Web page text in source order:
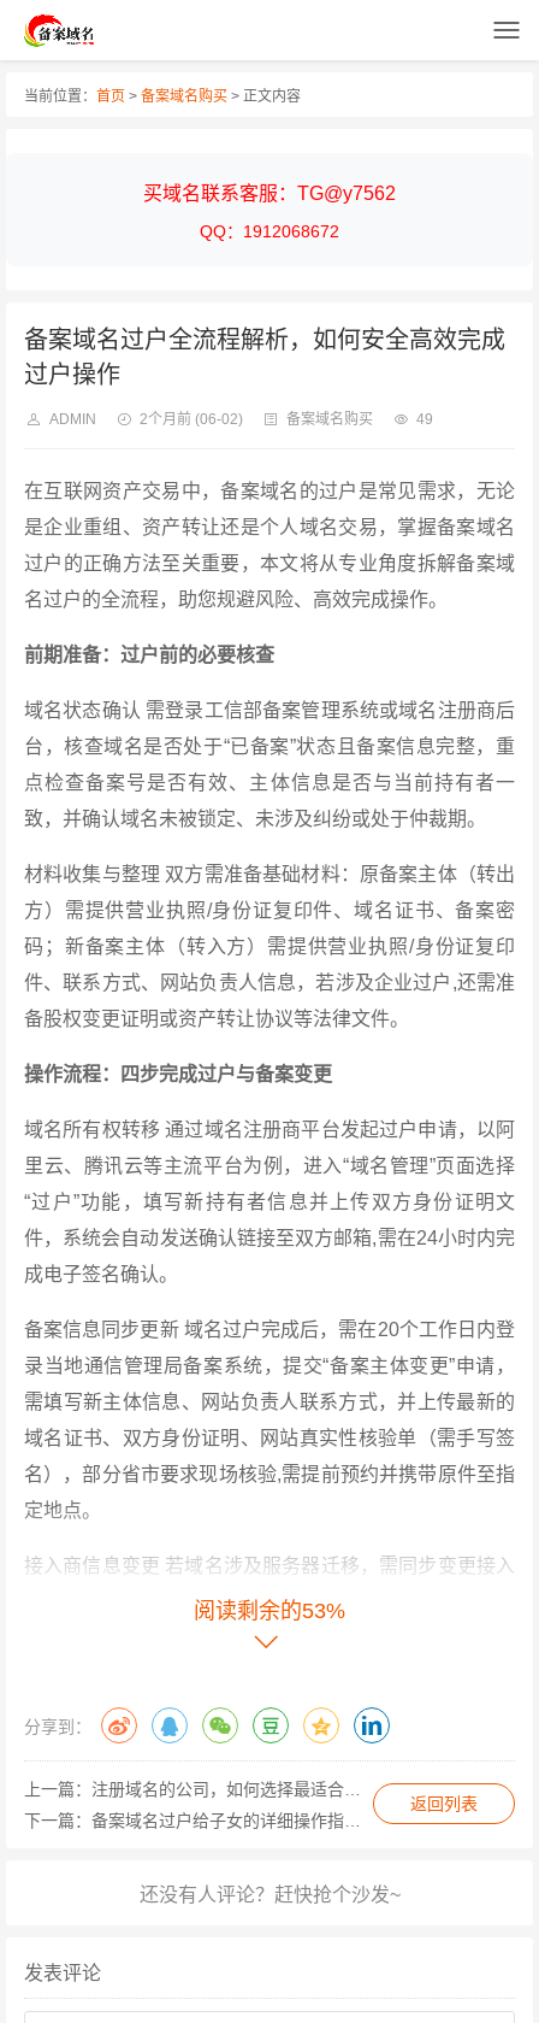
当前位置： 首页 > 备案域名购买 > 正文内容
买域名联系客服：TG@y7562
QQ：1912068672
备案域名过户全流程解析，如何安全高效完成
过户操作
ADMIN 2个月前 (06-02) 备案域名购买 49
在互联网资产交易中，备案域名的过户是常见需求，无论
是企业重组、资产转让还是个人域名交易，掌握备案域名
过户的正确方法至关重要，本文将从专业角度拆解备案域
名过户的全流程，助您规避风险、高效完成操作。
前期准备：过户前的必要核查
域名状态确认 需登录工信部备案管理系统或域名注册商后
台，核查域名是否处于“已备案”状态且备案信息完整，重
点检查备案号是否有效、主体信息是否与当前持有者一
致，并确认域名未被锁定、未涉及纠纷或处于仲裁期。
材料收集与整理 双方需准备基础材料：原备案主体（转出
方）需提供营业执照/身份证复印件、域名证书、备案密
码；新备案主体（转入方）需提供营业执照/身份证复印
件、联系方式、网站负责人信息，若涉及企业过户,还需准
备股权变更证明或资产转让协议等法律文件。
操作流程：四步完成过户与备案变更
域名所有权转移 通过域名注册商平台发起过户申请，以阿
里云、腾讯云等主流平台为例，进入“域名管理”页面选择
“过户”功能，填写新持有者信息并上传双方身份证明文
件，系统会自动发送确认链接至双方邮箱,需在24小时内完
成电子签名确认。
备案信息同步更新 域名过户完成后，需在20个工作日内登
录当地通信管理局备案系统，提交“备案主体变更”申请，
需填写新主体信息、网站负责人联系方式，并上传最新的
域名证书、双方身份证明、网站真实性核验单（需手写签
名），部分省市要求现场核验,需提前预约并携带原件至指
定地点。
接入商信息变更 若域名涉及服务器迁移，需同步变更接入
商信息，需在备案系统中修改“接入商名称”和“服务器IP地
址”，并提交新的服务器托管协议，此步骤需确保新服务器
案被注销。
审核与公示 提交变更申请后，管局将在5-20个工作日内完
成审核，审核通过后，备案信息将同步更新至工信部备案
避免“先过户后备案”操作 部分用户为图省事选择先完成域
阅读剩余的53%
分享到：
返回列表
上一篇： 注册域名的公司，如何选择最适合您的域名服务商？
下一篇： 备案域名过户给子女的详细操作指南与法律要点
发表评论